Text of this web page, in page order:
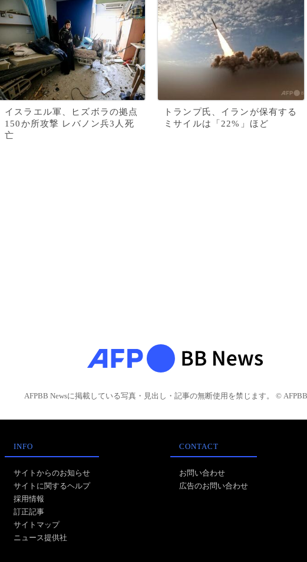
イスラエル軍、ヒズボラの拠点
150か所攻撃 レバノン兵3人死
亡
トランプ氏、イランが保有する
ミサイルは「22%」ほど
AFPBB Newsに掲載している写真・見出し・記事の無断使用を禁じます。 © AFPBB
INFO
サイトからのお知らせ
サイトに関するヘルプ
採用情報
訂正記事
サイトマップ
ニュース提供社
CONTACT
お問い合わせ
広告のお問い合わせ